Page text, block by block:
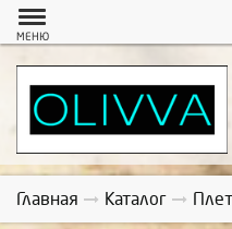
МЕНЮ
Главная Каталог